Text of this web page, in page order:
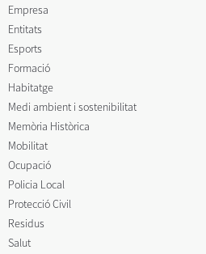
Empresa
Entitats
Esports
Formació
Habitatge
Medi ambient i sostenibilitat
Memòria Històrica
Mobilitat
Ocupació
Policia Local
Protecció Civil
Residus
Salut